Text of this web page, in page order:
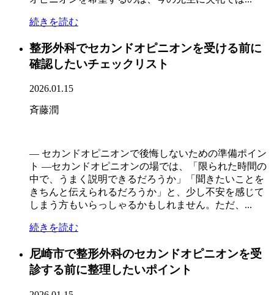
続きを読む
整形外科でセカンドオピニオンを受ける前に
確認したいチェックリスト
2026.01.15
斉藤潤
― セカンドオピニオンで後悔しないための準備ポイン
ト ―セカンドオピニオンの場では、「限られた時間の
中で、うまく説明できるだろうか」「聞きたいことを
きちんと伝えられるだろうか」と、少し不安を感じて
しまう方もいらっしゃるかもしれません。ただ、...
続きを読む
尼崎市で整形外科のセカンドオピニオンを受
診する前に整理したいポイント